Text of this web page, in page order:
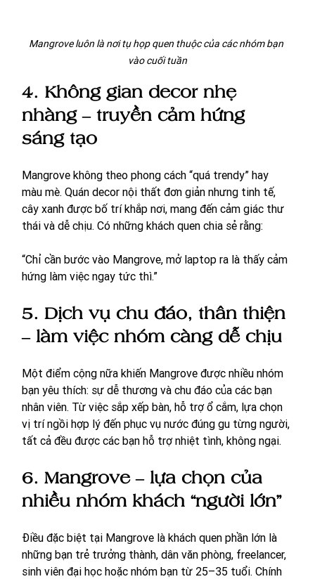
Mangrove luôn là nơi tụ họp quen thuộc của các nhóm bạn
vào cuối tuần
4. Không gian decor nhẹ
nhàng – truyền cảm hứng
sáng tạo
Mangrove không theo phong cách “quá trendy” hay
màu mè. Quán decor nội thất đơn giản nhưng tinh tế,
cây xanh được bố trí khắp nơi, mang đến cảm giác thư
thái và dễ chịu. Có những khách quen chia sẻ rằng:
“Chỉ cần bước vào Mangrove, mở laptop ra là thấy cảm
hứng làm việc ngay tức thì.”
5. Dịch vụ chu đáo, thân thiện
– làm việc nhóm càng dễ chịu
Một điểm cộng nữa khiến Mangrove được nhiều nhóm
bạn yêu thích: sự dễ thương và chu đáo của các bạn
nhân viên. Từ việc sắp xếp bàn, hỗ trợ ổ cắm, lựa chọn
vị trí ngồi hợp lý đến phục vụ nước đúng gu từng người,
tất cả đều được các bạn hỗ trợ nhiệt tình, không ngại.
6. Mangrove – lựa chọn của
nhiều nhóm khách “người lớn”
Điều đặc biệt tại Mangrove là khách quen phần lớn là
những bạn trẻ trưởng thành, dân văn phòng, freelancer,
sinh viên đại học hoặc nhóm bạn từ 25–35 tuổi. Chính